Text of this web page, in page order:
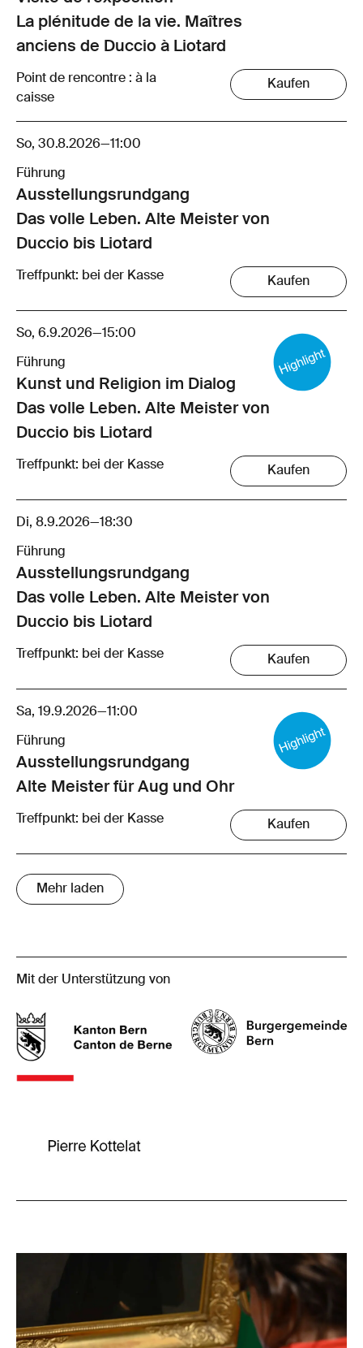
La plénitude de la vie. Maîtres
anciens de Duccio à Liotard
Point de rencontre : à la
caisse
Kaufen
So, 30.8.2026—11:00
Führung
Ausstellungsrund­gang
Das volle Leben. Alte Meister von
Duccio bis Liotard
Treffpunkt: bei der Kasse Kaufen
So, 6.9.2026—15:00
Führung
Kunst und Religion im Dialog
Das volle Leben. Alte Meister von
Duccio bis Liotard
Treffpunkt: bei der Kasse Kaufen
Di, 8.9.2026—18:30
Führung
Ausstellungsrund­gang
Das volle Leben. Alte Meister von
Duccio bis Liotard
Treffpunkt: bei der Kasse Kaufen
Sa, 19.9.2026—11:00
Führung
Ausstellungsrund­gang
Alte Meister für Aug und Ohr
Treffpunkt: bei der Kasse Kaufen
Mehr laden
Mit der Unterstützung von